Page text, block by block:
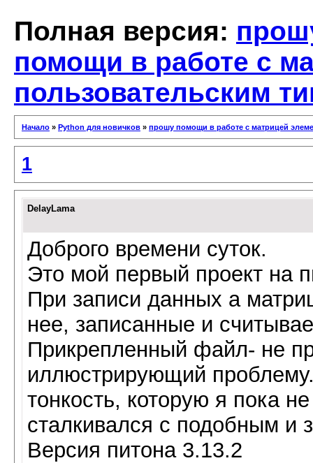
Полная версия:
помощи в работе с
пользовательским
Начало » Python для новичков » прошу помощи в работе с матрицей
1
DelayLama
Доброго времени суток.
Это мой первый проект на
При записи данных а
нее, записанные и
Прикрепленный файл- не
иллюстрирующий
тонкость, которую я пока
сталкивался с подобным и
Версия питона 3.13.2